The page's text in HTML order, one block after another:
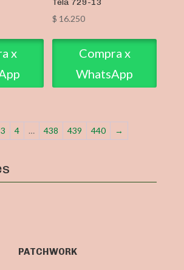
x
$ 16.250
Compra x
WhatsApp
3 4 … 438 439 440 →
PATCHWORK